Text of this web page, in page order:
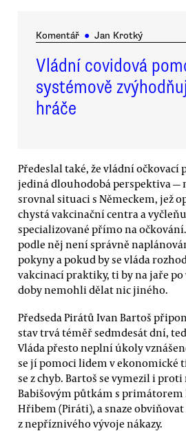
Komentář ● Jan Krotký
Vládní covidová
systémově
hráče
Předeslal také, že vládní očkovací
jediná dlouhodobá perspektiva —
srovnal situaci s Německem, jež
chystá vakcinační centra a
specializované přímo na
podle něj není správně
pokyny a pokud by se vláda
vakcinací praktiky, ti by na jaře
doby nemohli dělat nic jiného.
Předseda Pirátů Ivan Bartoš
stav trvá téměř sedmdesát dní,
Vláda přesto neplní úkoly
se jí pomoci lidem v ekonomické
se z chyb. Bartoš se vymezil i
Babišovým půtkám s primátorem
Hřibem (Piráti), a snaze obviňovat
z nepříznivého vývoje nákazy.